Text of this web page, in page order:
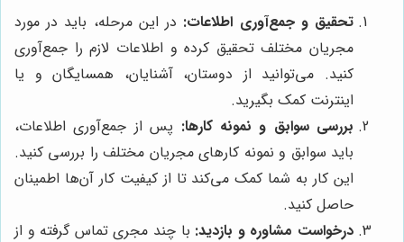
تحقیق و جمع‌آوری اطلاعات: در این مرحله، باید در مورد
مجریان مختلف تحقیق کرده و اطلاعات لازم را جمع‌آوری
کنید. می‌توانید از دوستان، آشنایان، همسایگان و یا
اینترنت کمک بگیرید.
بررسی سوابق و نمونه کارها: پس از جمع‌آوری اطلاعات،
باید سوابق و نمونه کارهای مجریان مختلف را بررسی کنید.
این کار به شما کمک می‌کند تا از کیفیت کار آن‌ها اطمینان
حاصل کنید.
درخواست مشاوره و بازدید: با چند مجری تماس گرفته و از